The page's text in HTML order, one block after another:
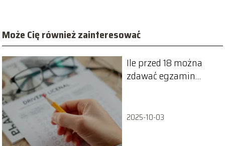
Może Cię również zainteresować
Ile przed 18 można
zdawać egzamin
2025-10-03